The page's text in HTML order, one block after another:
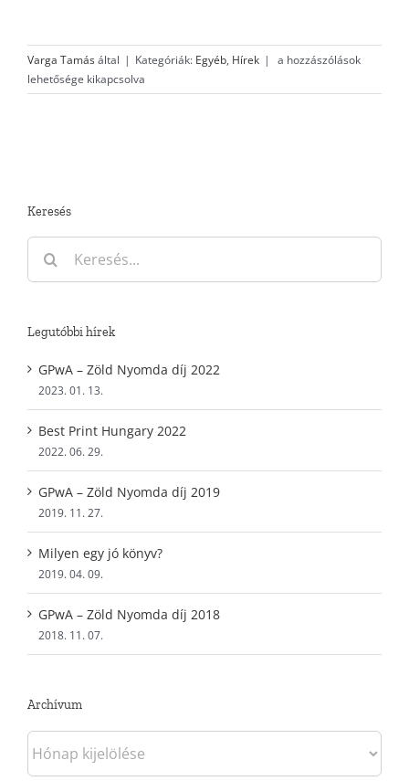
Varga Tamásáltal | Kategóriák: Egyéb, Hírek |
GPwA
Zöld
a hozzászólások
lehetősége kikapcsolva
Keresés
Legutóbbi hírek
GPwA – Zöld Nyomda díj 2022
2023. 01. 13.
Best Print Hungary 2022
2022. 06. 29.
GPwA – Zöld Nyomda díj 2019
2019. 11. 27.
Milyen egy jó könyv?
2019. 04. 09.
GPwA – Zöld Nyomda díj 2018
2018. 11. 07.
Archívum